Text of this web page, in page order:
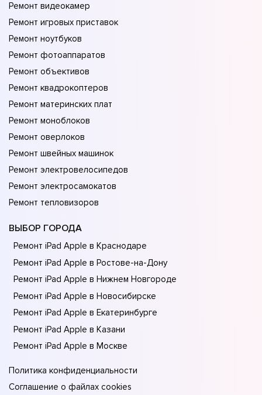
Ремонт видеокамер
Ремонт игровых приставок
Ремонт ноутбуков
Ремонт фотоаппаратов
Ремонт объективов
Ремонт квадрокоптеров
Ремонт материнских плат
Ремонт моноблоков
Ремонт оверлоков
Ремонт швейных машинок
Ремонт электровелосипедов
Ремонт электросамокатов
Ремонт тепловизоров
ВЫБОР ГОРОДА
Ремонт iPad Apple в Краснодаре
Ремонт iPad Apple в Ростове-на-Донy
Ремонт iPad Apple в Нижнем Новгороде
Ремонт iPad Apple в Новосибирске
Ремонт iPad Apple в Екатеринбурге
Ремонт iPad Apple в Казани
Ремонт iPad Apple в Москве
Политика конфиденциальности
Соглашение о файлах cookies